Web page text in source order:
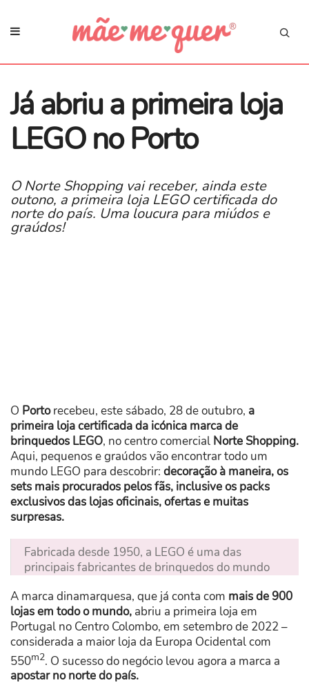
Já abriu a primeira loja
LEGO no Porto
O Norte Shopping vai receber, ainda este
outono, a primeira loja LEGO certificada do
norte do país. Uma loucura para miúdos e
graúdos!
O Portorecebeu, este sábado, 28 de outubro, a
primeira loja certificada da icónica marca de
brinquedos LEGO, no centro comercial Norte Shopping.
Aqui, pequenos e graúdos vão encontrar todo um
mundo LEGO para descobrir: decoração à maneira, os
sets mais procurados pelos fãs, inclusive os packs
exclusivos das lojas oficinais, ofertas e muitas
surpresas.
Fabricada desde 1950, a LEGO é uma das
principais fabricantes de brinquedos do mundo
A marca dinamarquesa, que já conta com mais de 900
lojas em todo o mundo, abriu a primeira loja em
Portugal no Centro Colombo, em setembro de 2022 –
considerada a maior loja da Europa Ocidental com
550m2. O sucesso do negócio levou agora a marca a
apostar no norte do país.